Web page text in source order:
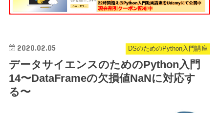
DSのためのPython入門講座
2020.02.05
データサイエンスのためのPython入門
14〜DataFrameの欠損値NaNに対応す
る〜